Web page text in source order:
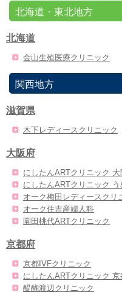
北海道・東北地方
北海道
金山生殖医療クリニック
関西地方
滋賀県
木下レディースクリニック
大阪府
にしたんARTクリニック 大
にしたんARTクリニック
オーク梅田レディースクリ
オーク住吉産婦人科
園田桃代ARTクリニック
京都府
京都IVFクリニック
にしたんARTクリニック 京
醍醐渡辺クリニック